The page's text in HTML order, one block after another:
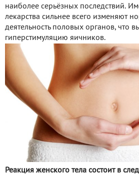
наиболее серьёзных последствий.
лекарства сильнее всего изменяют
деятельность половых органов, что
гиперстимуляцию яичников.
Реакция женского тела состоит в